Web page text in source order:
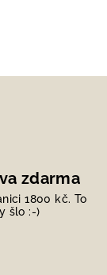
zdarma
1800 kč. To
šlo :-)